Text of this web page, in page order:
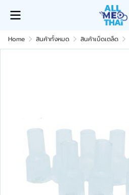
Home สินค้าทั้งหมด สินค้าเบ็ดเตล็ด